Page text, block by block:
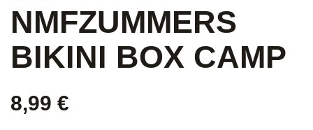
NMFZUMMERS
BIKINI BOX CAMP
8,99 €